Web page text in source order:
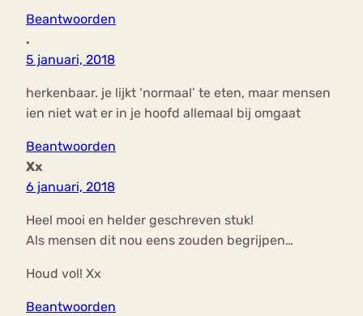
Beantwoorden
.
5 januari, 2018
herkenbaar. je lijkt ‘normaal’ te eten, maar mensen
ien niet wat er in je hoofd allemaal bij omgaat
Beantwoorden
Xx
6 januari, 2018
Heel mooi en helder geschreven stuk!
Als mensen dit nou eens zouden begrijpen…
Houd vol! Xx
Beantwoorden